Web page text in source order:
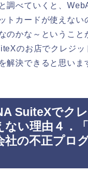
調べていくと、
トカードが使えない
のかな～ということ
のお店でクレジッ
解決できると思いま
SuiteXでク
ない理由４．
社の不正プロ